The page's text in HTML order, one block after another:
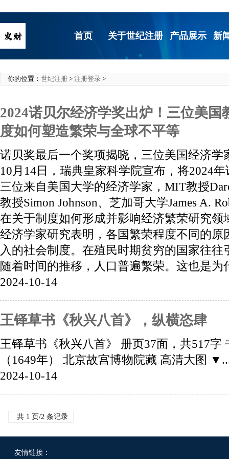
首页 关于世纪注册 产品展示 新
你的位置： 世纪注册 > 注册登录 >
2024诺贝尔经济学奖出炉！三位美国
度如何塑造繁荣与全球不平等
诺贝奖最后一个奖项揭晓，三位美国经济学
10月14日，瑞典皇家科学院宣布，将2024
三位来自美国大学的经济学家，MIT教授
教授Simon Johnson、芝加哥大学James A.
在关于制度如何形成并影响经济繁荣研究领
经济学家研究表明，各国繁荣程度不同的原
入的社会制度。在殖民时期贫穷的国家往往
随着时间的推移，人口普遍繁荣。这也是为
2024-10-14
王铎草书《秋兴八首》，纵横恣肆
王铎草书《秋兴八首》 册页37面，共517字
（1649年） 北京故宫博物院藏 高清大图
2024-10-14
共 1 页/2 条记录
友情链接：